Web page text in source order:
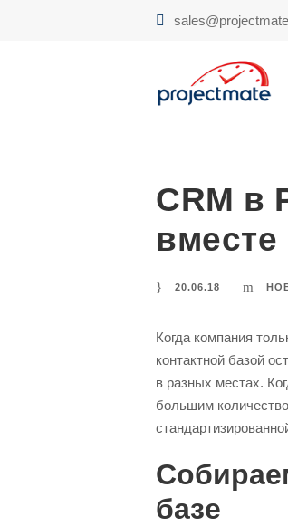
CRM в
вместе
20.06.18
Когда компания
контактной базой
в разных местах.
большим
базе